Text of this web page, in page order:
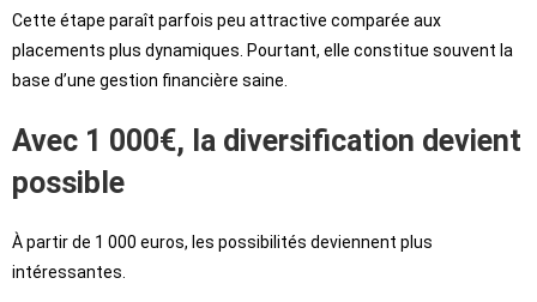
Cette étape paraît parfois peu attractive comparée aux
placements plus dynamiques. Pourtant, elle constitue souvent la
base d’une gestion financière saine.
Avec 1 000€, la diversification devient
possible
À partir de 1 000 euros, les possibilités deviennent plus
intéressantes.